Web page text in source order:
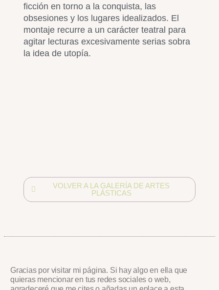
ficción en torno a la conquista, las
obsesiones y los lugares idealizados. El
montaje recurre a un carácter teatral para
agitar lecturas excesivamente serias sobra
la idea de utopía.
VOLVER A LA GALERÍA DE ARTES
PLÁSTICAS
Gracias por visitar mi página. Si hay algo en ella que
quieras mencionar en tus redes sociales o web,